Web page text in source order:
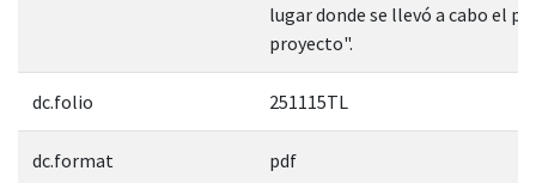
lugar donde se llevó a cabo el
proyecto".
dc.folio 251115TL
dc.format pdf